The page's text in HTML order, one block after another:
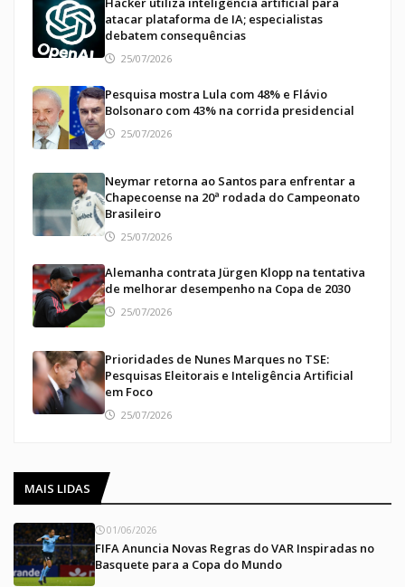
atacar plataforma de IA; especialistas
debatem consequências
25/07/2026
Pesquisa mostra Lula com 48% e Flávio
Bolsonaro com 43% na corrida presidencial
25/07/2026
Neymar retorna ao Santos para enfrentar a
Chapecoense na 20ª rodada do Campeonato
Brasileiro
25/07/2026
Alemanha contrata Jürgen Klopp na tentativa
de melhorar desempenho na Copa de 2030
25/07/2026
Prioridades de Nunes Marques no TSE:
Pesquisas Eleitorais e Inteligência Artificial
em Foco
25/07/2026
MAIS LIDAS
01/06/2026
FIFA Anuncia Novas Regras do VAR Inspiradas no
Basquete para a Copa do Mundo